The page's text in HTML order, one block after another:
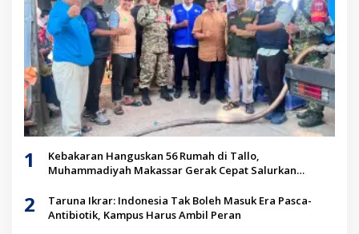
1
Kebakaran Hanguskan 56 Rumah di Tallo,
Muhammadiyah Makassar Gerak Cepat Salurkan
2
Taruna Ikrar: Indonesia Tak Boleh Masuk Era Pasca-
Antibiotik, Kampus Harus Ambil Peran